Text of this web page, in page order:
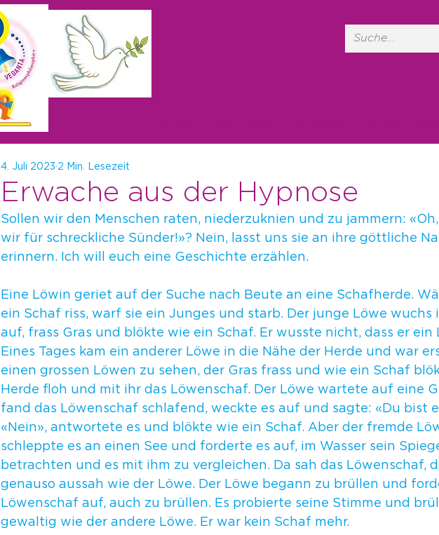
Erwache aus der Hypnose
4. Juli 2023 2 Min. Lesezeit
Sollen wir den Menschen raten, niederzuknien und zu jammern:
wir für schreckliche Sünder!»? Nein, lasst uns sie an ihre göttliche
erinnern. Ich will euch eine Geschichte erzählen.
Eine Löwin geriet auf der Suche nach Beute an eine Schafherde.
ein Schaf riss, warf sie ein Junges und starb. Der junge Löwe wuchs
auf, frass Gras und blökte wie ein Schaf. Er wusste nicht, dass er ein
Eines Tages kam ein anderer Löwe in die Nähe der Herde und war
einen grossen Löwen zu sehen, der Gras frass und wie ein Schaf
Herde floh und mit ihr das Löwenschaf. Der Löwe wartete auf eine
fand das Löwenschaf schlafend, weckte es auf und sagte: «Du bist
«Nein», antwortete es und blökte wie ein Schaf. Aber der fremde
schleppte es an einen See und forderte es auf, im Wasser sein
betrachten und es mit ihm zu vergleichen. Da sah das Löwenschaf,
genauso aussah wie der Löwe. Der Löwe begann zu brüllen und
Löwenschaf auf, auch zu brüllen. Es probierte seine Stimme und
gewaltig wie der andere Löwe. Er war kein Schaf mehr.